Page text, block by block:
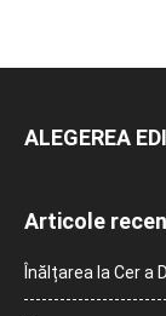
ALEGEREA
Articole
Înălțarea la Cer a